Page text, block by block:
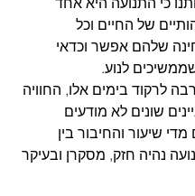
של החיים וכל
שלהם אפשר וכדאי
לנוע.
לרקוד בימים אלו, החוויה
שונים לא מודעים
שיעור והחיבור בין
נהיה חזק, מסקרן ובעיקר